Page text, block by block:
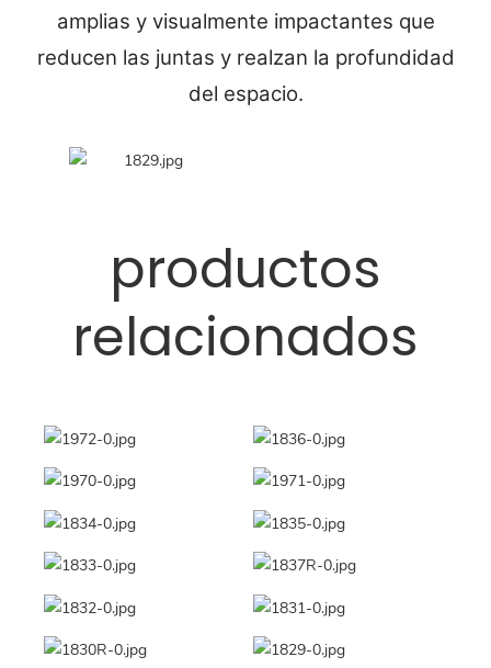
amplias y visualmente impactantes que
reducen las juntas y realzan la profundidad
del espacio.
productos
relacionados